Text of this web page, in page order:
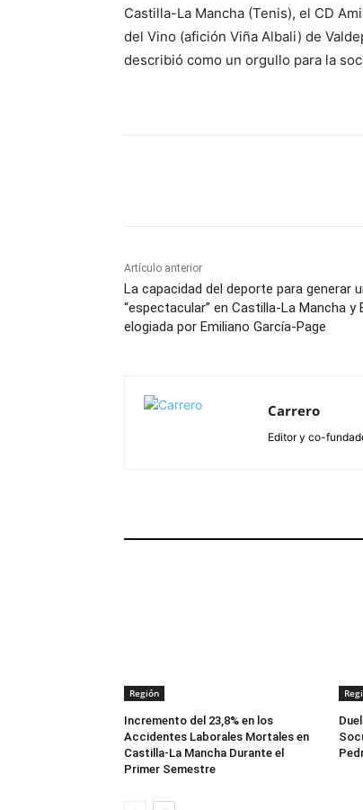
Castilla-La Mancha (Tenis), el CD
del Vino (afición Viña Albali) de
describió como un orgullo para la
Artículo anterior
La capacidad del deporte para generar
“espectacular” en Castilla-La Mancha y
elogiada por Emiliano García-Page
Carrero
Editor y co-
Región
Incremento del 23,8% en los
Accidentes Laborales Mortales en
Castilla-La Mancha Durante el
Primer Semestre